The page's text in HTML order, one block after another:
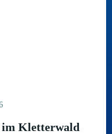
im Kletterwald